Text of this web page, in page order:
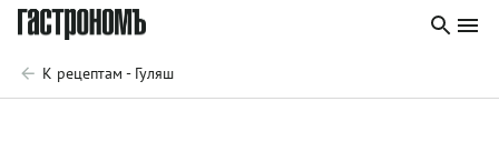
К рецептам - Гуляш